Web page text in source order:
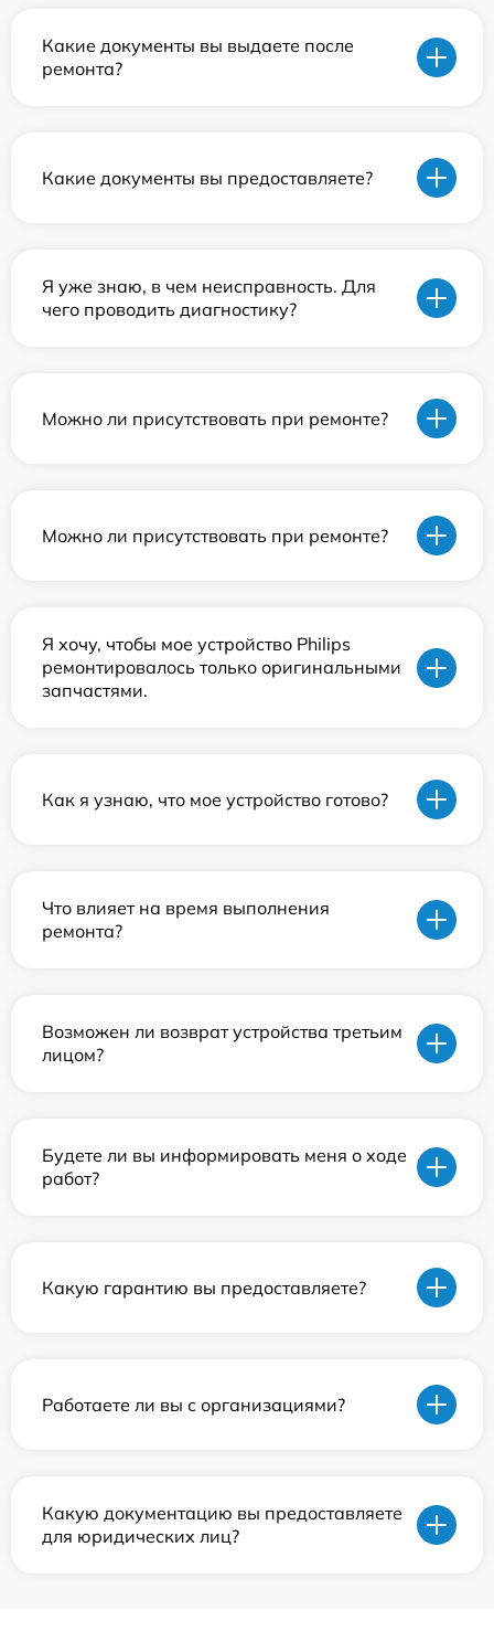
Какие документы вы выдаете после
ремонта?
Какие документы вы предоставляете?
Я уже знаю, в чем неисправность. Для
чего проводить диагностику?
Можно ли присутствовать при ремонте?
Можно ли присутствовать при ремонте?
Я хочу, чтобы мое устройство Philips
ремонтировалось только оригинальными
запчастями.
Как я узнаю, что мое устройство готово?
Что влияет на время выполнения
ремонта?
Возможен ли возврат устройства третьим
лицом?
Будете ли вы информировать меня о ходе
работ?
Какую гарантию вы предоставляете?
Работаете ли вы с организациями?
Какую документацию вы предоставляете
для юридических лиц?